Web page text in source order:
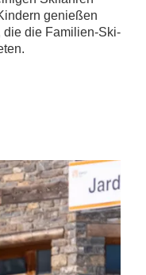
genießen
die die Familien-Ski-